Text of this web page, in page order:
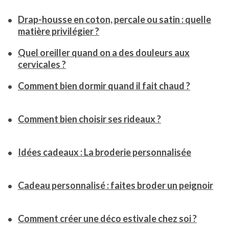
Drap-housse en coton, percale ou satin : quelle
matière privilégier ?
Quel oreiller quand on a des douleurs aux
cervicales ?
Comment bien dormir quand il fait chaud ?
Comment bien choisir ses rideaux ?
Idées cadeaux : La broderie personnalisée
Cadeau personnalisé : faites broder un peignoir
Comment créer une déco estivale chez soi ?